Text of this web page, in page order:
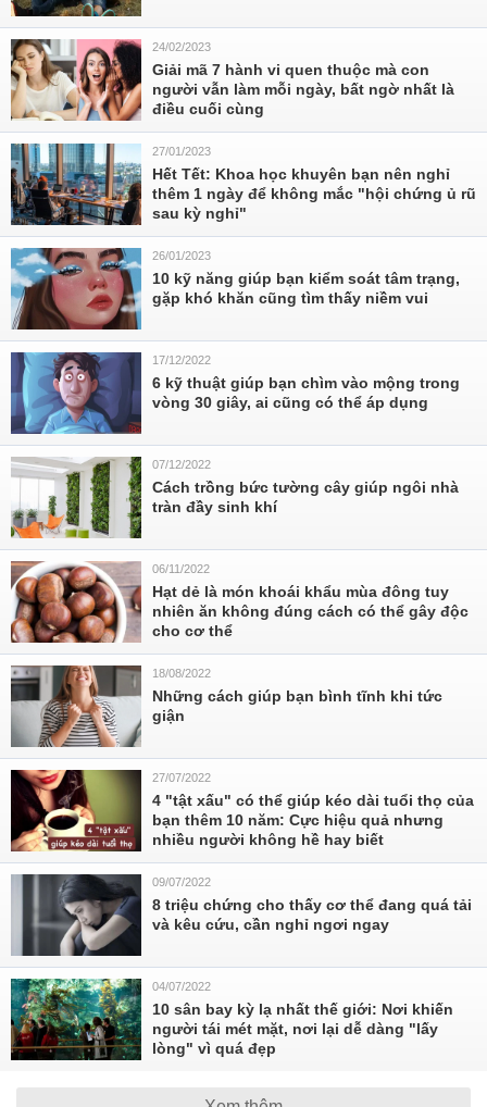
24/02/2023
Giải mã 7 hành vi quen thuộc mà con
người vẫn làm mỗi ngày, bất ngờ nhất là
điều cuối cùng
27/01/2023
Hết Tết: Khoa học khuyên bạn nên nghỉ
thêm 1 ngày để không mắc "hội chứng ủ rũ
sau kỳ nghỉ"
26/01/2023
10 kỹ năng giúp bạn kiểm soát tâm trạng,
gặp khó khăn cũng tìm thấy niềm vui
17/12/2022
6 kỹ thuật giúp bạn chìm vào mộng trong
vòng 30 giây, ai cũng có thể áp dụng
07/12/2022
Cách trồng bức tường cây giúp ngôi nhà
tràn đầy sinh khí
06/11/2022
Hạt dẻ là món khoái khẩu mùa đông tuy
nhiên ăn không đúng cách có thể gây độc
cho cơ thể
18/08/2022
Những cách giúp bạn bình tĩnh khi tức
giận
27/07/2022
4 "tật xấu" có thể giúp kéo dài tuổi thọ của
bạn thêm 10 năm: Cực hiệu quả nhưng
nhiều người không hề hay biết
09/07/2022
8 triệu chứng cho thấy cơ thể đang quá tải
và kêu cứu, cần nghỉ ngơi ngay
04/07/2022
10 sân bay kỳ lạ nhất thế giới: Nơi khiến
người tái mét mặt, nơi lại dễ dàng "lấy
lòng" vì quá đẹp